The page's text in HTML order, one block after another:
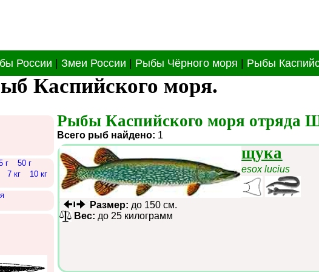
России Змеи России Рыбы Чёрного моря Рыбы
Каспийского моря.
г
50 г
7 кг
10 кг
Рыбы Каспийского моря отряда
Всего рыб найдено: 1
щука
esox lucius
Размер: до 150 см.
Вес: до 25 килограмм